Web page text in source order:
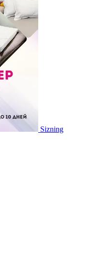
Sizning